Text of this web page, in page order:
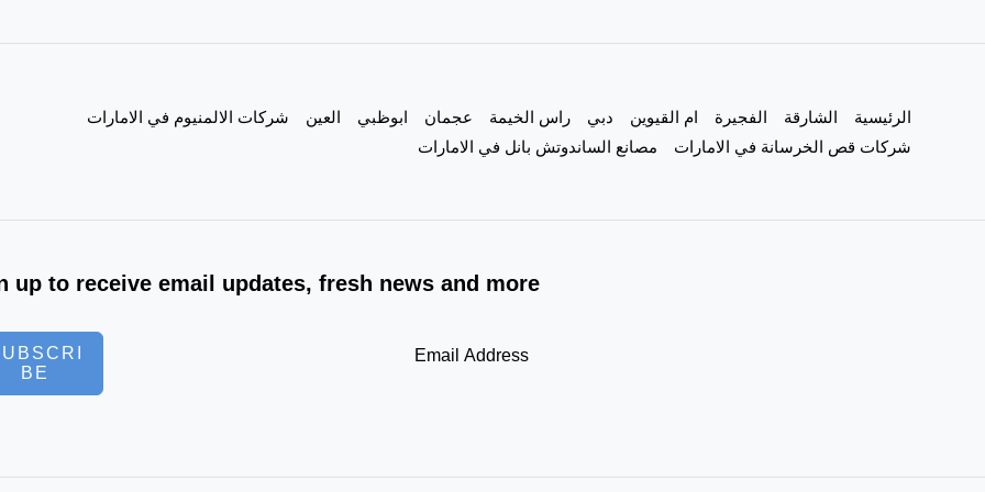
ابواب
الرئيسية الشارقة الفجيرة ام القيوين دبي راس الخيمة عجمان ابوظبي العين
شركات الالمنيوم في الامارات
شركات قص الخرسانة في الامارات
مصانع الساندوتش بانل في الامارات
up to receive email updates, fresh news and more!
BE